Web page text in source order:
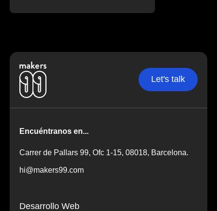
Let's talk
Encuéntranos en...
Carrer de Pallars 99, Ofc 1-15, 08018, Barcelona.
hi@makers99.com
Desarrollo Web